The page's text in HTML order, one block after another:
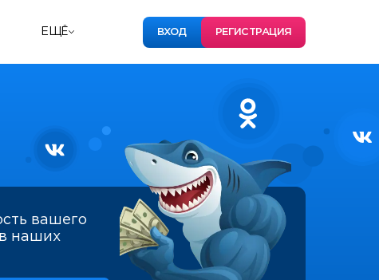
ЕЩЁ ВХОД РЕГИСТРАЦИЯ
вашего
наших